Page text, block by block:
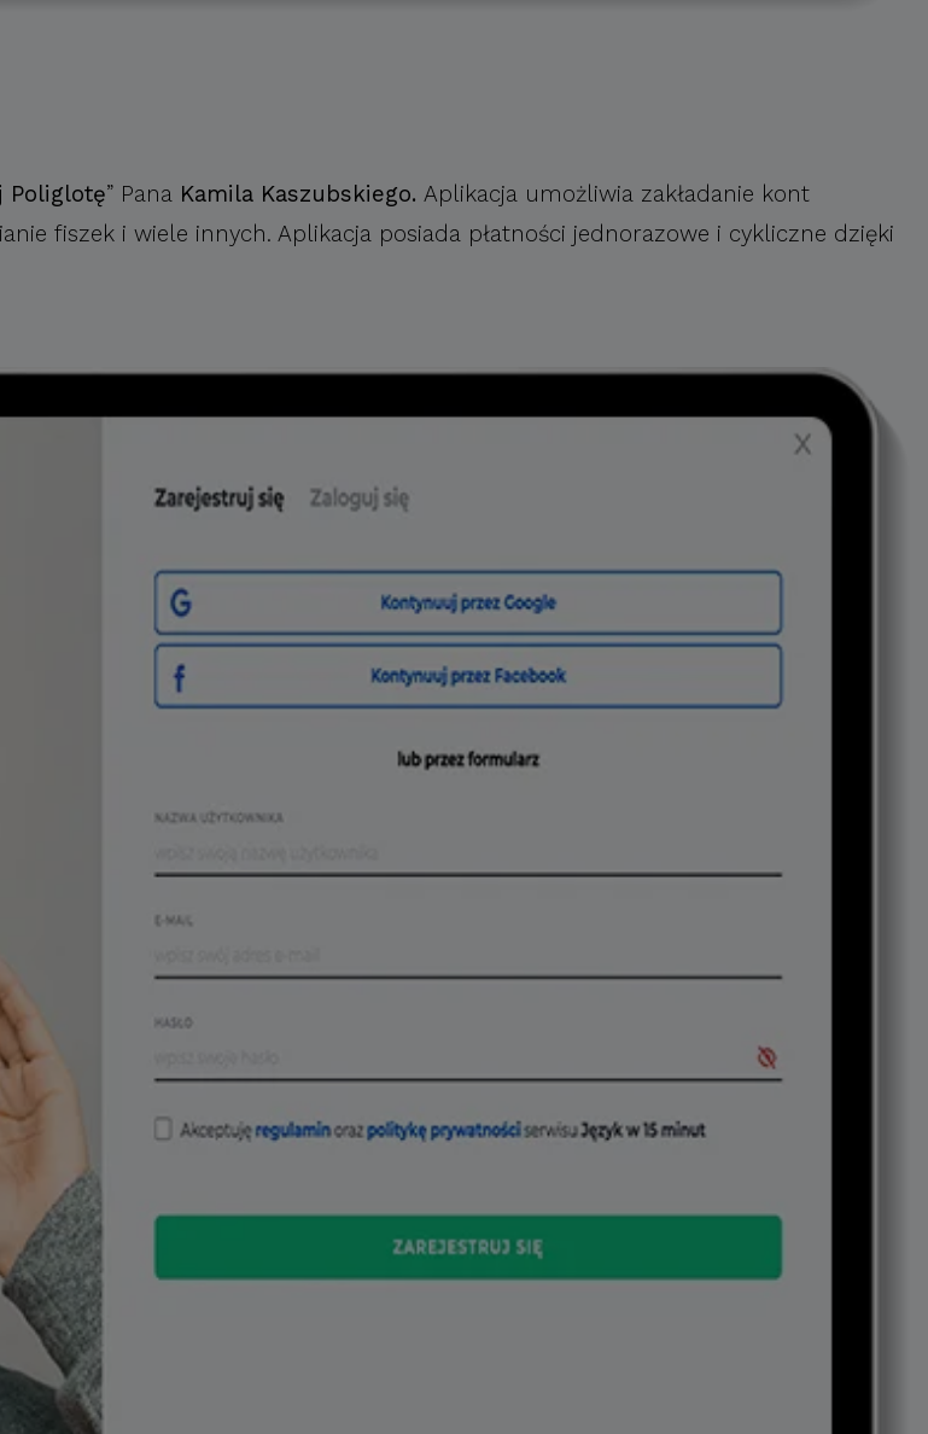
Poliglotę” Pana Kamila Kaszubskiego. Aplikacja umożliwia zakładanie kont
fiszek i wiele innych. Aplikacja posiada płatności jednorazowe i cykliczne dzięki